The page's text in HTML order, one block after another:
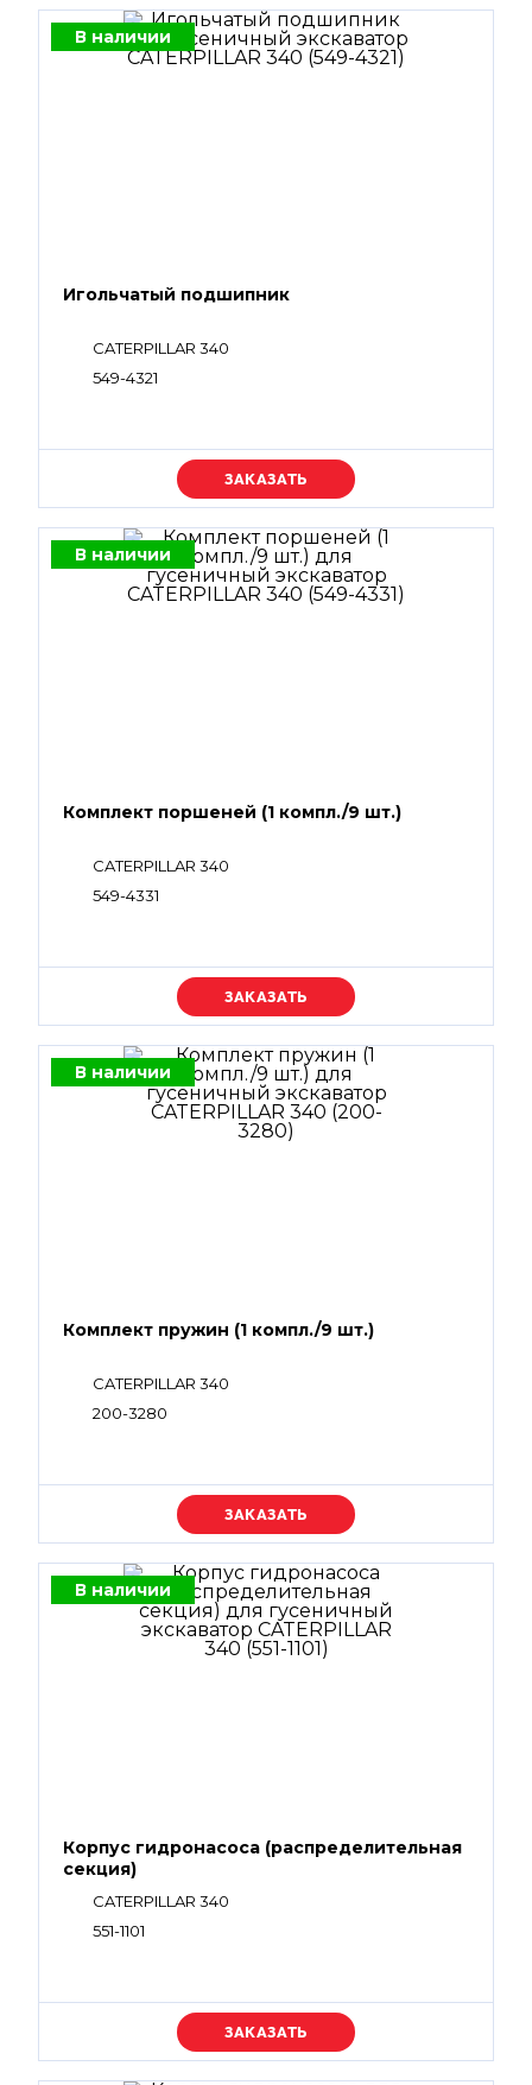
В наличии
Игольчатый подшипник
CATERPILLAR 340
549-4321
Уточняйте цену
В наличии
Комплект поршеней (1 компл./9 шт.)
CATERPILLAR 340
549-4331
Уточняйте цену
В наличии
Комплект пружин (1 компл./9 шт.)
CATERPILLAR 340
200-3280
Уточняйте цену
В наличии
Корпус гидронасоса (распределительная
секция)
CATERPILLAR 340
551-1101
Уточняйте цену